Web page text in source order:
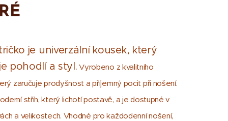
je univerzální kousek, který
pohodlí a styl. Vyrobeno z kvalitního
zaručuje prodyšnost a příjemný pocit při nošení.
střih, který lichotí postavě, a je dostupné v
a velikostech. Vhodné pro každodenní nošení,